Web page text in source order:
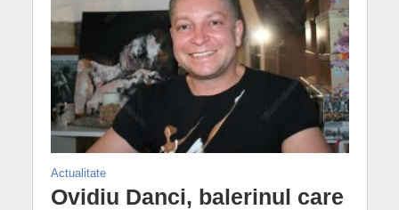
Actualitate
Ovidiu Danci, balerinul care